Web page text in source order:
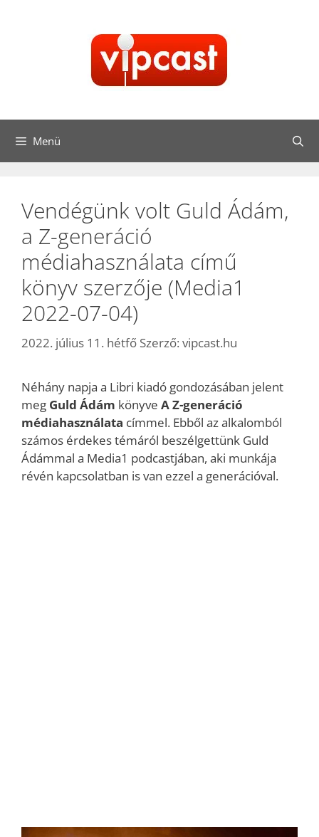
Menü
Vendégünk volt Guld Ádám,
a Z-generáció
médiahasználata című
könyv szerzője (Media1
2022-07-04)
2022. július 11. hétfő Szerző: vipcast.hu
Néhány napja a Libri kiadó gondozásában jelent
meg Guld Ádám könyve A Z-generáció
médiahasználata címmel. Ebből az alkalomból
számos érdekes témáról beszélgettünk Guld
Ádámmal a Media1 podcastjában, aki munkája
révén kapcsolatban is van ezzel a generációval.